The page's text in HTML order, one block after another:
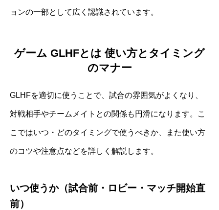
ョンの一部として広く認識されています。
ゲーム GLHFとは 使い方とタイミング
のマナー
GLHFを適切に使うことで、試合の雰囲気がよくなり、
対戦相手やチームメイトとの関係も円滑になります。こ
こではいつ・どのタイミングで使うべきか、また使い方
のコツや注意点などを詳しく解説します。
いつ使うか（試合前・ロビー・マッチ開始直
前）